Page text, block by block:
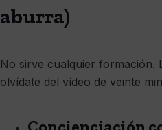
aburra)
No sirve cualquier formación.
olvídate del vídeo de veinte